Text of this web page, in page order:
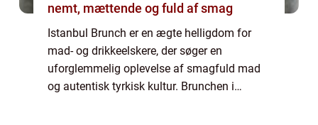
nemt, mættende og fuld af smag
Istanbul Brunch er en ægte helligdom for
mad- og drikkeelskere, der søger en
uforglemmelig oplevelse af smagfuld mad
og autentisk tyrkisk kultur. Brunchen i